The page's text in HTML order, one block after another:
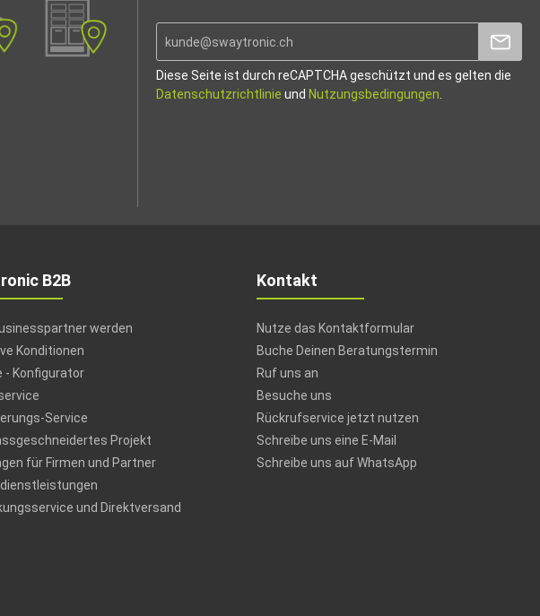
Diese Seite ist durch reCAPTCHA geschützt und es gelten die
Datenschutzrichtlinie und Nutzungsbedingungen
B2B
werden
Konditionen
- Konfigurator
Service
Projekt
für Firmen und Partner
und Direktversand
Kontakt
Nutze das Kontaktformular
Buche Deinen Beratungstermin
Ruf uns an
Besuche uns
Rückrufservice jetzt nutzen
Schreibe uns eine E-Mail
Schreibe uns auf WhatsApp